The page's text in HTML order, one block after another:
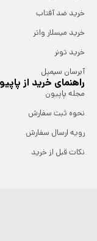
خرید ضد آفتاب
خرید میسلار واتر
خرید تونر
آبرسان سیمپل
راهنمای خرید از
مجله پاپیون
نحوه ثبت سفارش
رویه ارسال سفارش
نکات قبل از خرید